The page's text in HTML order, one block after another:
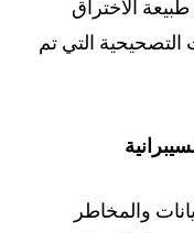
الاختراق
التصحيحية التي تم
والمخاطر